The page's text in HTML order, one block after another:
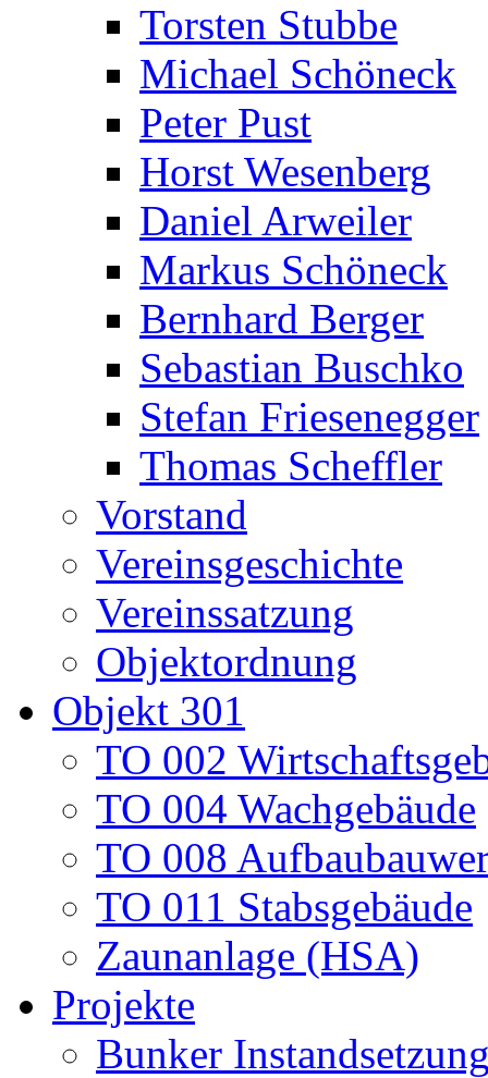
Torsten Stubbe
Michael Schöneck
Peter Pust
Horst Wesenberg
Daniel Arweiler
Markus Schöneck
Bernhard Berger
Sebastian Buschko
Stefan Friesenegger
Thomas Scheffler
Vorstand
Vereinsgeschichte
Vereinssatzung
Objektordnung
Objekt 301
TO 002
TO 004 Wachgebäude
TO 008
TO 011 Stabsgebäude
Zaunanlage (HSA)
Projekte
Bunker